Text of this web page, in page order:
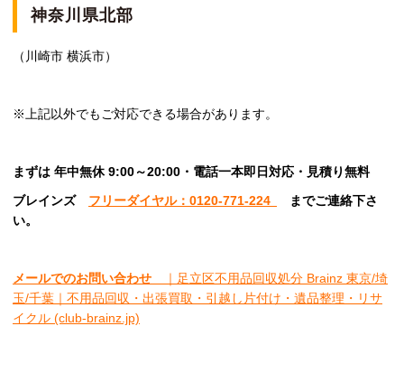
神奈川県北部
（川崎市 横浜市）
※上記以外でもご対応できる場合があります。
まずは 年中無休 9:00～20:00・電話一本即日対応・見積り無料
ブレインズ フリーダイヤル：0120-771-224 までご連絡下さ
い。
メールでのお問い合わせ
｜足立区不用品回収処分 Brainz 東京/埼
玉/千葉｜不用品回収・出張買取・引越し片付け・遺品整理・リサ
イクル (club-brainz.jp)